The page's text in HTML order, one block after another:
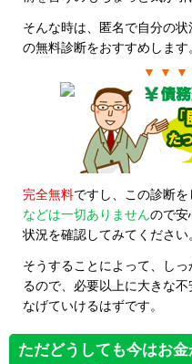
そんな時は、匿名で自分の
の無料診断をおすすめします
▼ ▼ ▼
完全無料ですし、この診断
などは一切ありませんので安
状況を確認してみてください
そうすることによって、し
るので、必要以上に大きな
なげていけるはずです。
ただどうしても今はお